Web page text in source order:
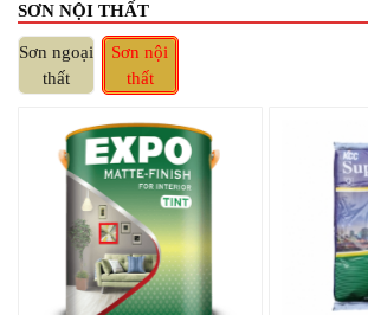
SƠN NỘI THẤT
Sơn ngoại
thất
Sơn nội
thất